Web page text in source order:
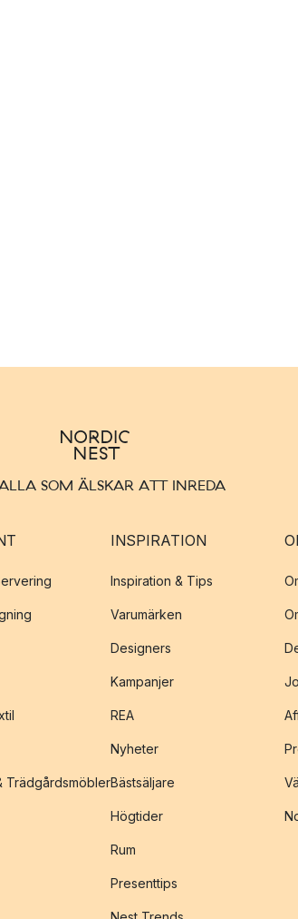
SOM ÄLSKAR ATT INREDA
Trädgårdsmöbler
INSPIRATION
Inspiration & Tips
Varumärken
Designers
Kampanjer
REA
Nyheter
Bästsäljare
Högtider
Rum
Presenttips